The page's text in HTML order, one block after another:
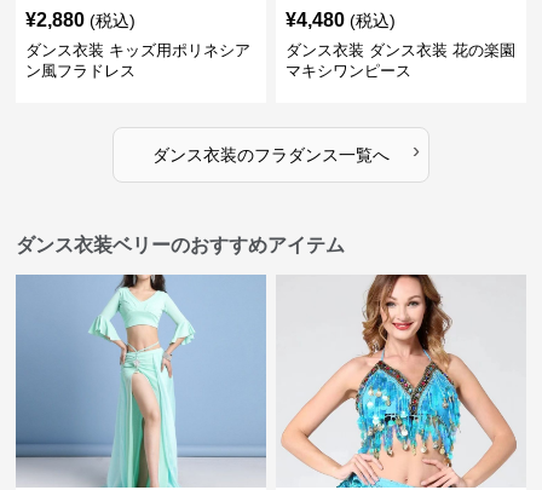
¥2,880 (税込)
ダンス衣装 キッズ用ポリネシア
ン風フラドレス
¥4,480 (税込)
ダンス衣装 ダンス衣装 花の楽園
マキシワンピース
ダンス衣装のフラダンス一覧へ ›
ダンス衣装ベリーのおすすめアイテム